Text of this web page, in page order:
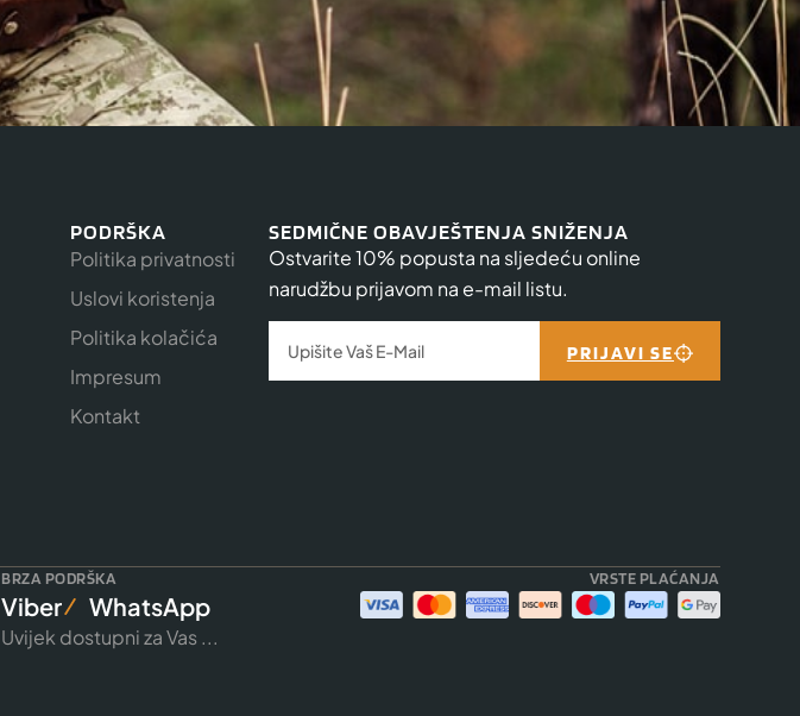
PODRŠKA
Politika privatnosti
Uslovi koristenja
Politika kolačića
Impresum
Kontakt
SEDMIČNE OBAVJEŠTENJA SNIŽENJA
Ostvarite 10% popusta na sljedeću online
narudžbu prijavom na e-mail listu.
PRIJAVI SE
BRZA PODRŠKA
Viber WhatsApp
Uvijek dostupni za Vas ...
VRSTE PLAĆANJA